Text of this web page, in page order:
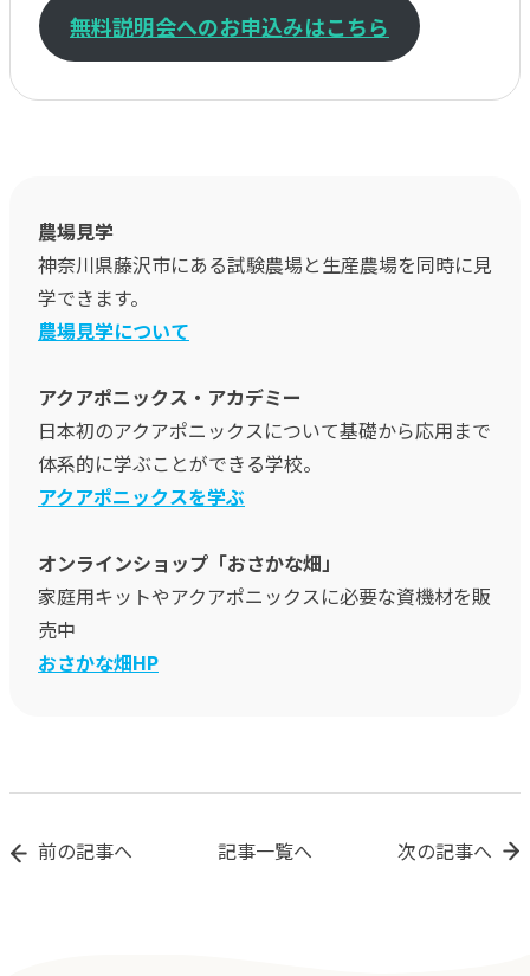
無料説明会へのお申込みはこちら
農場見学
神奈川県藤沢市にある試験農場と生産農場を同時に見
学できます。
農場見学について
アクアポニックス・アカデミー
日本初のアクアポニックスについて基礎から応用まで
体系的に学ぶことができる学校。
アクアポニックスを学ぶ
オンラインショップ「おさかな畑」
家庭用キットやアクアポニックスに必要な資機材を販
売中
おさかな畑HP
前の記事へ 記事一覧へ 次の記事へ